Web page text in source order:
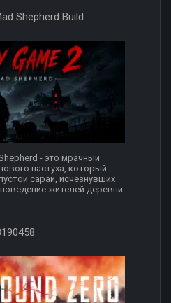
Shepherd Build
- это мрачный
пастуха, который
сарай, исчезнувших
жителей деревни.